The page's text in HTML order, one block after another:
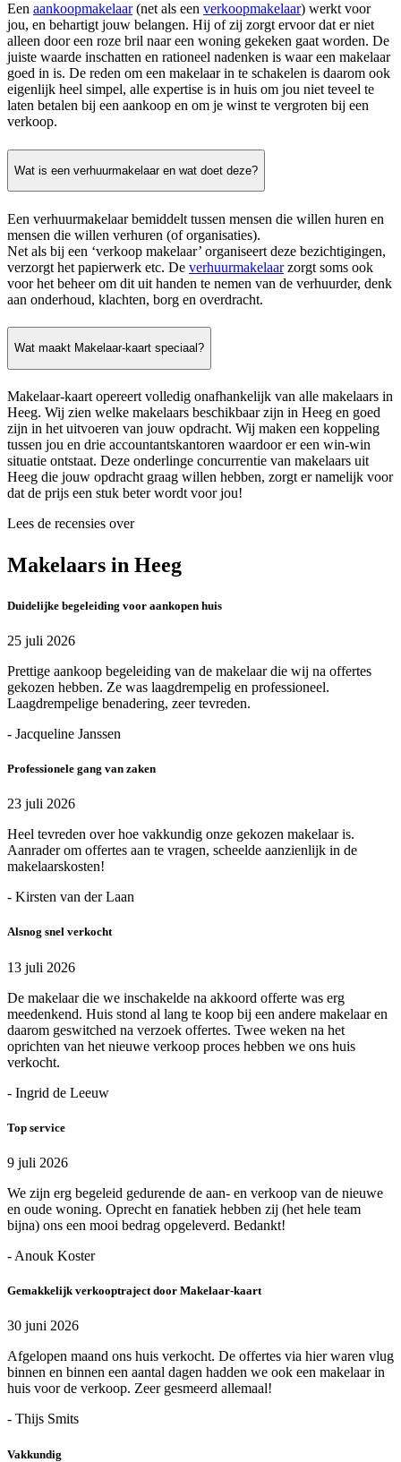
Een aankoopmakelaar(net als een verkoopmakelaar) werkt voor
jou, en behartigt jouw belangen. Hij of zij zorgt ervoor dat er niet
alleen door een roze bril naar een woning gekeken gaat worden. De
juiste waarde inschatten en rationeel nadenken is waar een makelaar
goed in is. De reden om een makelaar in te schakelen is daarom ook
eigenlijk heel simpel, alle expertise is in huis om jou niet teveel te
laten betalen bij een aankoop en om je winst te vergroten bij een
verkoop.
Wat is een verhuurmakelaar en wat doet deze?
Een verhuurmakelaar bemiddelt tussen mensen die willen huren en
mensen die willen verhuren (of organisaties).
Net als bij een ‘verkoop makelaar’ organiseert deze bezichtigingen,
verzorgt het papierwerk etc. De verhuurmakelaarzorgt soms ook
voor het beheer om dit uit handen te nemen van de verhuurder, denk
aan onderhoud, klachten, borg en overdracht.
Wat maakt Makelaar-kaart speciaal?
Makelaar-kaart opereert volledig onafhankelijk van alle makelaars in
Heeg. Wij zien welke makelaars beschikbaar zijn in Heeg en goed
zijn in het uitvoeren van jouw opdracht. Wij maken een koppeling
tussen jou en drie accountantskantoren waardoor er een win-win
situatie ontstaat. Deze onderlinge concurrentie van makelaars uit
Heeg die jouw opdracht graag willen hebben, zorgt er namelijk voor
dat de prijs een stuk beter wordt voor jou!
Lees de recensies over
Makelaars in Heeg
Duidelijke begeleiding voor aankopen huis
25 juli 2026
Prettige aankoop begeleiding van de makelaar die wij na offertes
gekozen hebben. Ze was laagdrempelig en professioneel.
Laagdrempelige benadering, zeer tevreden.
- Jacqueline Janssen
Professionele gang van zaken
23 juli 2026
Heel tevreden over hoe vakkundig onze gekozen makelaar is.
Aanrader om offertes aan te vragen, scheelde aanzienlijk in de
makelaarskosten!
- Kirsten van der Laan
Alsnog snel verkocht
13 juli 2026
De makelaar die we inschakelde na akkoord offerte was erg
meedenkend. Huis stond al lang te koop bij een andere makelaar en
daarom geswitched na verzoek offertes. Twee weken na het
oprichten van het nieuwe verkoop proces hebben we ons huis
verkocht.
- Ingrid de Leeuw
Top service
9 juli 2026
We zijn erg begeleid gedurende de aan- en verkoop van de nieuwe
en oude woning. Oprecht en fanatiek hebben zij (het hele team
bijna) ons een mooi bedrag opgeleverd. Bedankt!
- Anouk Koster
Gemakkelijk verkooptraject door Makelaar-kaart
30 juni 2026
Afgelopen maand ons huis verkocht. De offertes via hier waren vlug
binnen en binnen een aantal dagen hadden we ook een makelaar in
huis voor de verkoop. Zeer gesmeerd allemaal!
- Thijs Smits
Vakkundig